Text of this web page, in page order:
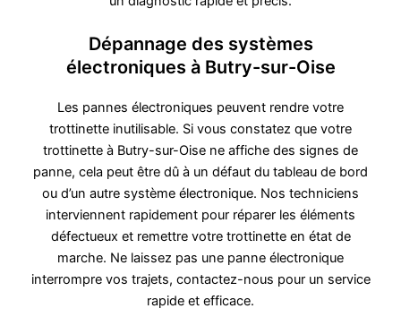
Dépannage des systèmes
électroniques à Butry-sur-Oise
Les pannes électroniques peuvent rendre votre
trottinette inutilisable. Si vous constatez que votre
trottinette à Butry-sur-Oise ne affiche des signes de
panne, cela peut être dû à un défaut du tableau de bord
ou d’un autre système électronique. Nos techniciens
interviennent rapidement pour réparer les éléments
défectueux et remettre votre trottinette en état de
marche. Ne laissez pas une panne électronique
interrompre vos trajets, contactez-nous pour un service
rapide et efficace.